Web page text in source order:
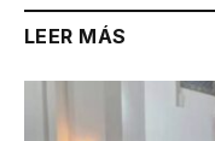
LEER MÁS